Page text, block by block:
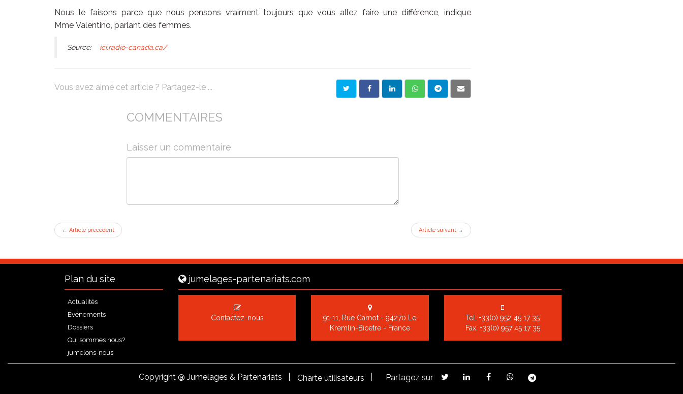
Nous le faisons parce que nous pensons vraiment toujours que vous allez faire une différence, indique
Mme Valentino, parlant des femmes.
Source: ici.radio-canada.ca/
Vous avez aimé cet article ? Partagez-le ...
COMMENTAIRES
Laisser un commentaire
← Article précédent Article suivant →
Plan du site
Actualités
Événements
Dossiers
Qui sommes nous?
jumelons-nous
jumelages-partenariats.com
Contactez-nous
9t-11, Rue Carnot - 94270 Le
Kremlin-Bicetre - France
Tel:+33(0) 952 45 17 35
Fax: +33(0) 957 45 17 35
Copyright@ Jumelages & Partenariats | Charte utilisateurs Partagez sur